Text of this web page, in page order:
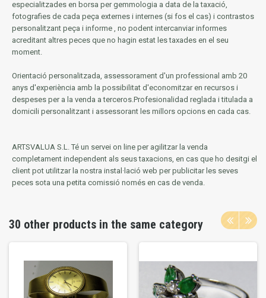
especialitzades en borsa per gemmologia a data de la taxació,
fotografies de cada peça externes i internes (si fos el cas) i contrastos
personalitzant peça i informe , no podent intercanviar informes
acreditant altres peces que no hagin estat les taxades en el seu
moment.
Orientació personalitzada, assessorament d'un professional amb 20
anys d'experiència amb la possibilitat d'economitzar en recursos i
despeses per a la venda a terceros.Profesionalidad reglada i titulada a
domicili personalitzant i assessorant les millors opcions en cada cas.
ARTSVALUA S.L. Té un servei on line per agilitzar la venda
completament independent als seus taxacions, en cas que ho desitgi el
client pot utilitzar la nostra instal·lació web per publicitar les seves
peces sota una petita comissió només en cas de venda.
30 other products in the same category